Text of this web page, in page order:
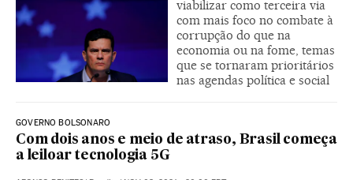
viabilizar como terceira via
com mais foco no combate à
corrupção do que na
economia ou na fome, temas
que se tornaram prioritários
nas agendas política e social
GOVERNO BOLSONARO
Com dois anos e meio de atraso, Brasil começa
a leiloar tecnologia 5G